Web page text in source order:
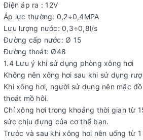
Điện áp ra : 12V
Áp lực thường: 0,2÷0,4MPA
Lưu lượng nước: 0,3÷0,8l/s
Đường cấp nước: Ø 15
Đường thoát: Ø48
1.4 Lưu ý khi sử dụng phòng xông hơi
Không nên xông hơi sau khi sử dụng
Khi xông hơi, người sử dụng nên mặc
thoát mồ hôi.
Chỉ xông hơi trong khoảng thời gian từ
sức chịu đựng của cơ thể bạn.
Trước và sau khi xông hơi nên uống từ